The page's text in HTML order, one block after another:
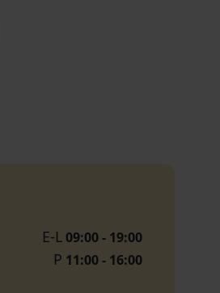
E-L 09:00 - 19:00
P 11:00 - 16:00